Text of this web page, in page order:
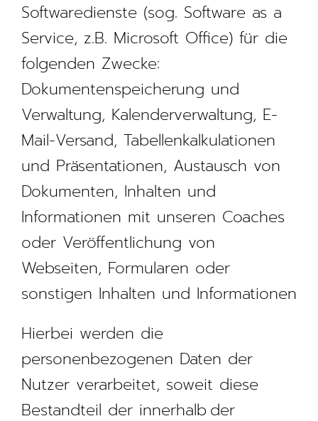
Softwaredienste (sog. Software as a
Service, z.B. Microsoft Office) für die
folgenden Zwecke:
Dokumentenspeicherung und
Verwaltung, Kalenderverwaltung, E-
Mail-Versand, Tabellenkalkulationen
und Präsentationen, Austausch von
Dokumenten, Inhalten und
Informationen mit unseren Coaches
oder Veröffentlichung von
Webseiten, Formularen oder
sonstigen Inhalten und Informationen
Hierbei werden die
personenbezogenen Daten der
Nutzer verarbeitet, soweit diese
Bestandteil der innerhalb der